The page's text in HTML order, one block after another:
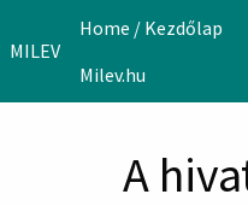
MILEV
Home / Kezdőlap
Milev.hu
A